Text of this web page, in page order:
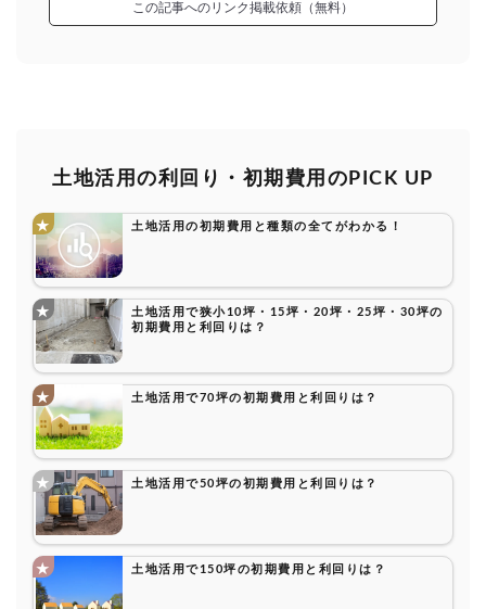
この記事へのリンク掲載依頼（無料）
土地活用の利回り・初期費用のPICK UP
土地活用の初期費用と種類の全てがわかる！
土地活用で狭小10坪・15坪・20坪・25坪・30坪の
初期費用と利回りは？
土地活用で70坪の初期費用と利回りは？
土地活用で50坪の初期費用と利回りは？
土地活用で150坪の初期費用と利回りは？